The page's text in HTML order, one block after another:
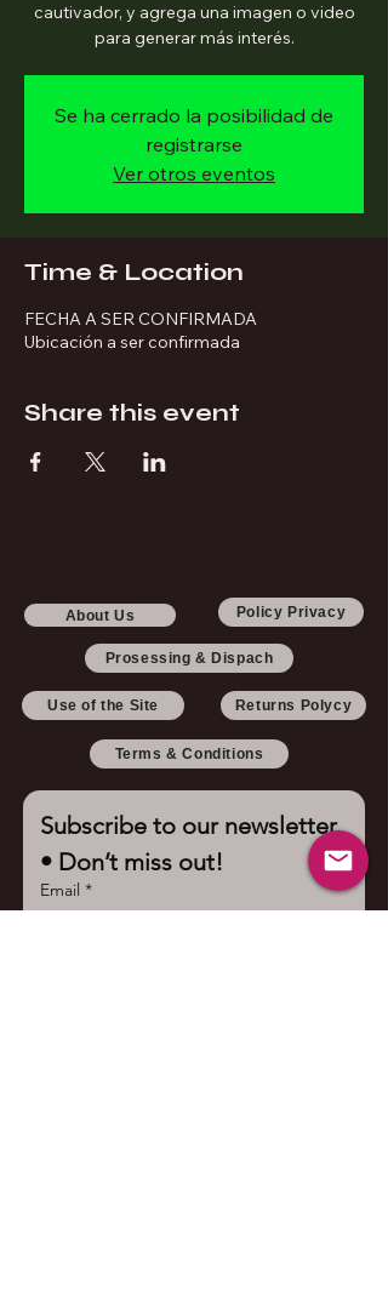
cautivador, y agrega una imagen o video
para generar más interés.
Se ha cerrado la posibilidad de
registrarse
Ver otros eventos
Time & Location
FECHA A SER CONFIRMADA
Ubicación a ser confirmada
Share this event
About Us Policy Privacy
Prosessing & Dispach
Use of the Site Returns Polycy
Terms & Conditions
Subscribe to our newsletter
• Don’t miss out!
Email *